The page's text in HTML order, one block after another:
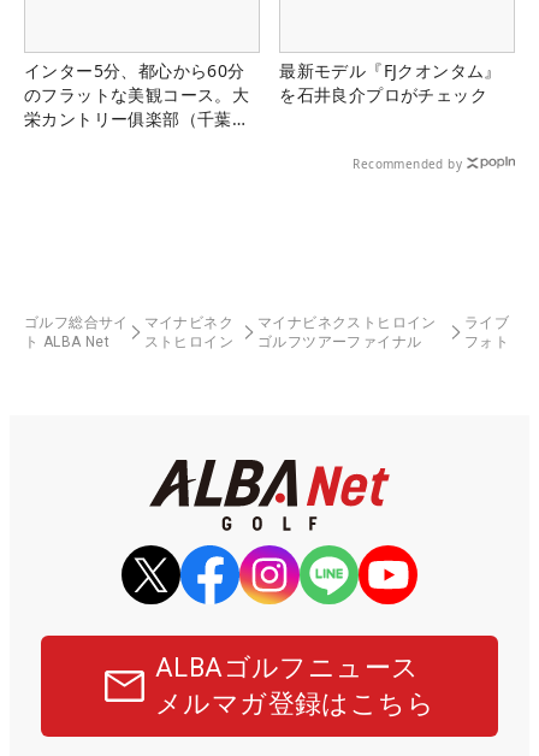
インター5分、都心から60分
のフラットな美観コース。大
栄カントリー俱楽部（千葉
最新モデル『FJクオンタム』
を石井良介プロがチェック
Recommended by
ゴルフ総合サイ
ト ALBA Net
マイナビネク
ストヒロイン
マイナビネクストヒロイン
ゴルフツアーファイナル
ライブ
フォト
ALBAゴルフニュース
メルマガ登録はこちら